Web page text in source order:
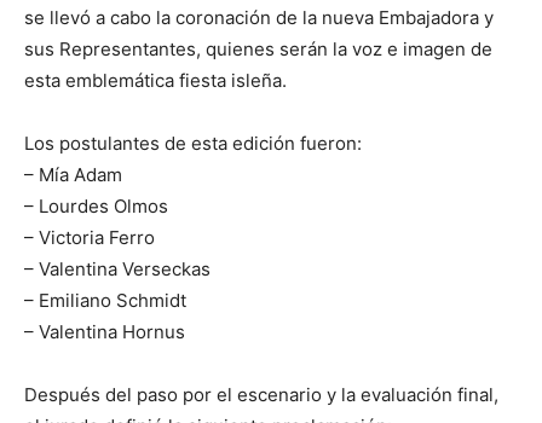
se llevó a cabo la coronación de la nueva Embajadora y
sus Representantes, quienes serán la voz e imagen de
esta emblemática fiesta isleña.
Los postulantes de esta edición fueron:
– Mía Adam
– Lourdes Olmos
– Victoria Ferro
– Valentina Verseckas
– Emiliano Schmidt
– Valentina Hornus
Después del paso por el escenario y la evaluación final,